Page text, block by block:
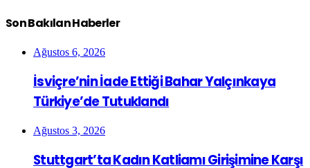
Son Bakılan Haberler
Ağustos 6, 2026
İsviçre’nin İade Ettiği Bahar Yalçınkaya
Türkiye’de Tutuklandı
Ağustos 3, 2026
Stuttgart’ta Kadın Katliamı Girişimine Karşı